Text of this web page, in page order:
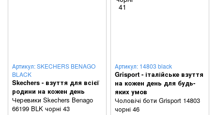
Артикул: SKECHERS BENAGO
BLACK
Skechers - взуття для всієї
родини на кожен день
Черевики Skechers Benago
66199 BLK чорні 43
Артикул: 14803 black
Grisport - італійське взуття
на кожен день для будь-
яких умов
Чоловічі боти Grisport 14803
чорні 46